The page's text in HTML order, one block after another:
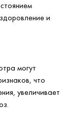
и
могут
что
увеличивает